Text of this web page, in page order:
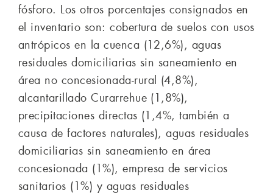
fósforo. Los otros porcentajes consignados en
el inventario son: cobertura de suelos con usos
antrópicos en la cuenca (12,6%), aguas
residuales domiciliarias sin saneamiento en
área no concesionada-rural (4,8%),
alcantarillado Curarrehue (1,8%),
precipitaciones directas (1,4%, también a
causa de factores naturales), aguas residuales
domiciliarias sin saneamiento en área
concesionada (1%), empresa de servicios
sanitarios (1%) y aguas residuales